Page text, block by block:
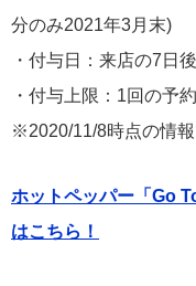
分のみ2021年3月末)
・付与日：来店の7日後
・付与上限：1回の予
※2020/11/8時点の情報
ホットペッパー「Go
はこちら！